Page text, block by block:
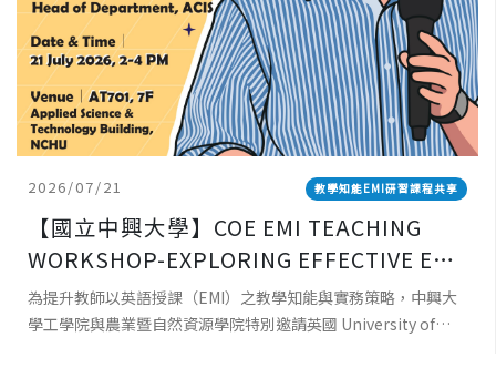
2026/07/21 教學知能EMI研習課程共享
【國立中興大學】COE EMI TEACHING
WORKSHOP-EXPLORING EFFECTIVE EMI
TEACHING: PRINCIPLES, PRACTICES,
AND POSSIBILITIES 工學院EMI教師教學
為提升教師以英語授課（EMI）之教學知能與實務策略，中興大
學工學院與農業暨自然資源學院特別邀請英國 University of